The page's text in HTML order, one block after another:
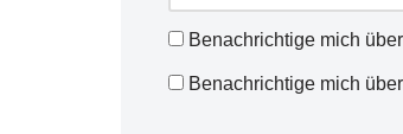
Benachrichtige mich
Benachrichtige mich